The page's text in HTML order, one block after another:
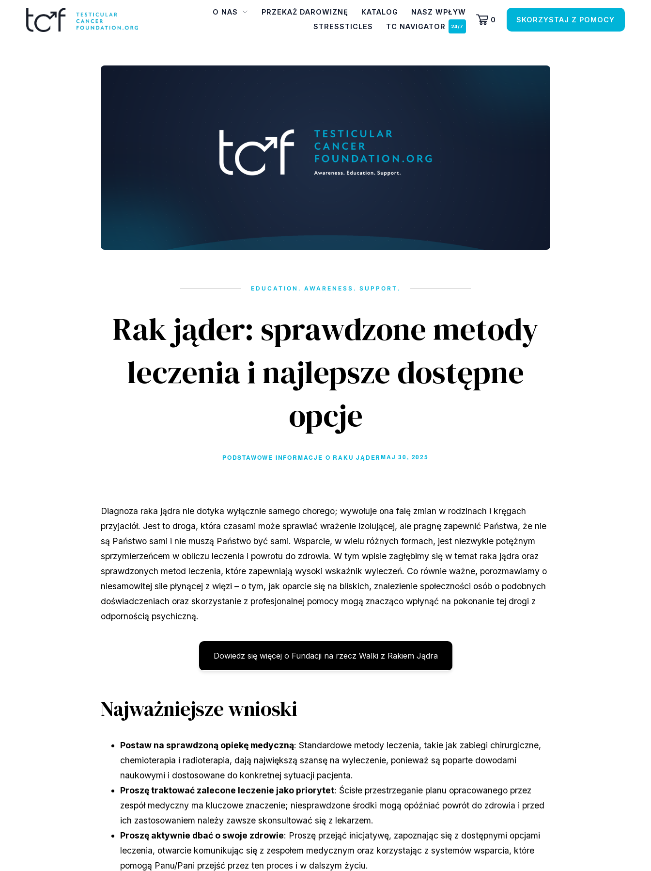
O NAS PRZEKAŻ DAROWIZNĘ KATALOG
NASZ WPŁYW
STRESSTICLES
TC NAVIGATOR
0 SKORZYSTAJ Z POMOCY
EDUCATION. AWARENESS. SUPPORT.
Rak jąder: sprawdzone metody
leczenia i najlepsze dostępne
opcje
PODSTAWOWE INFORMACJE O RAKU JĄDERMAJ 30, 2025
Diagnoza raka jądra nie dotyka wyłącznie samego chorego; wywołuje ona falę zmian w rodzinach i kręgach
przyjaciół. Jest to droga, która czasami może sprawiać wrażenie izolującej, ale pragnę zapewnić Państwa, że nie
są Państwo sami i nie muszą Państwo być sami. Wsparcie, w wielu różnych formach, jest niezwykle potężnym
sprzymierzeńcem w obliczu leczenia i powrotu do zdrowia. W tym wpisie zagłębimy się w temat raka jądra oraz
sprawdzonych metod leczenia, które zapewniają wysoki wskaźnik wyleczeń. Co równie ważne, porozmawiamy o
niesamowitej sile płynącej z więzi – o tym, jak oparcie się na bliskich, znalezienie społeczności osób o podobnych
doświadczeniach oraz skorzystanie z profesjonalnej pomocy mogą znacząco wpłynąć na pokonanie tej drogi z
odpornością psychiczną.
Dowiedz się więcej o Fundacji na rzecz Walki z Rakiem Jądra
Najważniejsze wnioski
Postaw na sprawdzoną opiekę medyczną: Standardowe metody leczenia, takie jak zabiegi chirurgiczne,
chemioterapia i radioterapia, dają największą szansę na wyleczenie, ponieważ są poparte dowodami
naukowymi i dostosowane do konkretnej sytuacji pacjenta.
Proszę traktować zalecone leczenie jako priorytet: Ścisłe przestrzeganie planu opracowanego przez
zespół medyczny ma kluczowe znaczenie; niesprawdzone środki mogą opóźniać powrót do zdrowia i przed
ich zastosowaniem należy zawsze skonsultować się z lekarzem.
Proszę aktywnie dbać o swoje zdrowie: Proszę przejąć inicjatywę, zapoznając się z dostępnymi opcjami
leczenia, otwarcie komunikując się z zespołem medycznym oraz korzystając z systemów wsparcia, które
pomogą Panu/Pani przejść przez ten proces i w dalszym życiu.